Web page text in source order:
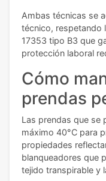
Ambas técnicas se
técnico, respetando
17353 tipo B3 que
protección laboral
Cómo
prendas
Las prendas que se
máximo 40°C para
propiedades
blanqueadores que
tejido transpirable y